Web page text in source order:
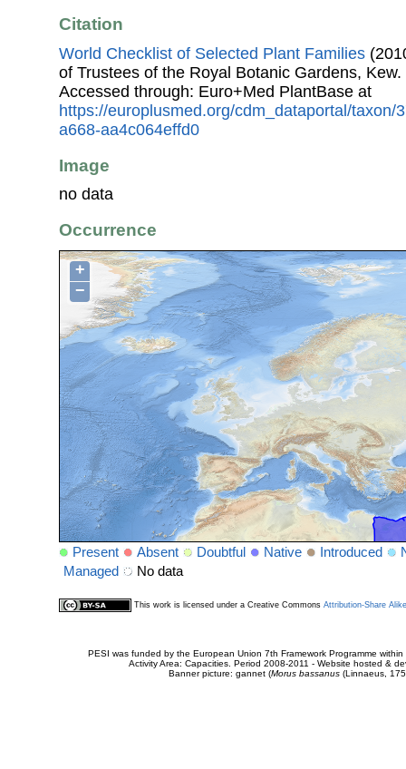
Citation
World Checklist of Selected Plant Families
of Trustees of the Royal Botanic Gardens, Kew.
Accessed through: Euro+Med PlantBase at
https://europlusmed.org/cdm_dataportal/taxon/
a668-aa4c064effd0
Image
no data
Occurrence
+
−
Present Absent Doubtful Native Introduced
Managed
No data
This work is licensed under a Creative Commons Attribution-Share
PESI was funded by the European Union 7th Framework Programme
Activity Area: Capacities. Period 2008-2011 - Website hosted &
Banner picture: gannet (Morus bassanus(Linnaeus,